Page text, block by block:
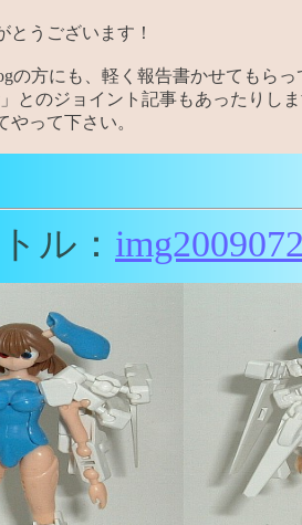
とうございます！
の方にも、軽く報告書かせてもら
とのジョイント記事もあったりし
やって下さい。
ル：